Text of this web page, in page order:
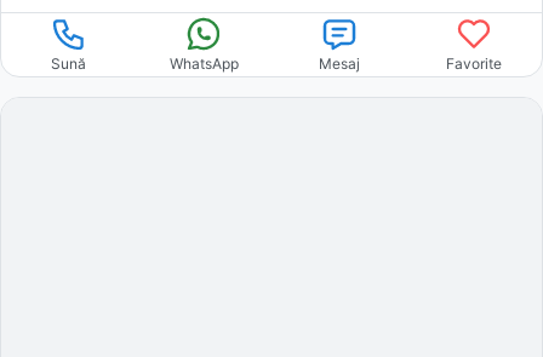
Sună WhatsApp Mesaj Favorite